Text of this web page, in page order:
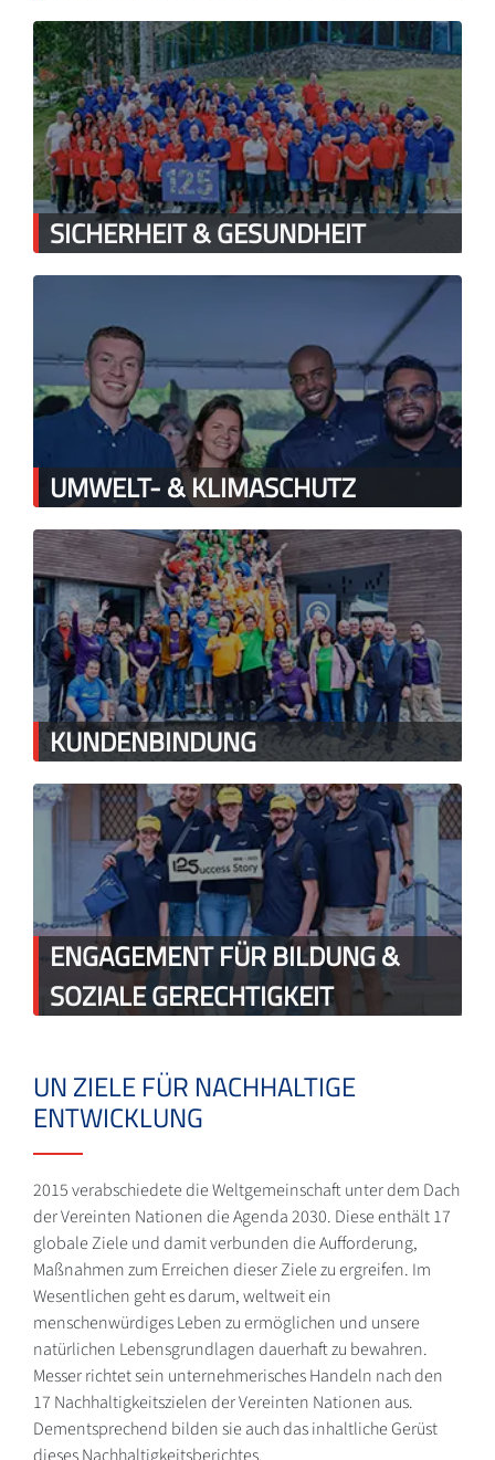
SICHERHEIT & GESUNDHEIT
UMWELT- & KLIMASCHUTZ
KUNDENBINDUNG
ENGAGEMENT FÜR BILDUNG &
SOZIALE GERECHTIGKEIT
UN ZIELE FÜR NACHHALTIGE
ENTWICKLUNG
2015 verabschiedete die Weltgemeinschaft unter dem Dach
der Vereinten Nationen die Agenda 2030. Diese enthält 17
globale Ziele und damit verbunden die Aufforderung,
Maßnahmen zum Erreichen dieser Ziele zu ergreifen. Im
Wesentlichen geht es darum, weltweit ein
menschenwürdiges Leben zu ermöglichen und unsere
natürlichen Lebensgrundlagen dauerhaft zu bewahren.
Messer richtet sein unternehmerisches Handeln nach den
17 Nachhaltigkeitszielen der Vereinten Nationen aus.
Dementsprechend bilden sie auch das inhaltliche Gerüst